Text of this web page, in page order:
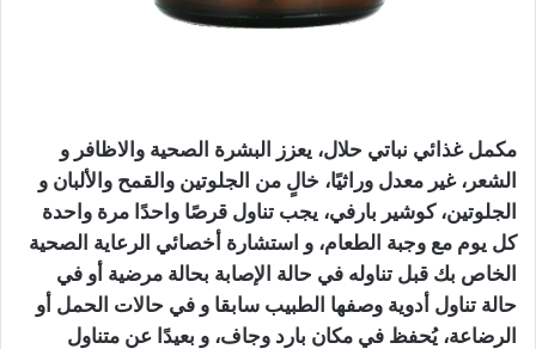
مكمل غذائي نباتي حلال، يعزز البشرة الصحية والاظافر و
الشعر، غير معدل وراثيًا، خالٍ من الجلوتين والقمح والألبان و
الجلوتين، كوشير بارفي، يجب تناول قرصًا واحدًا مرة واحدة
كل يوم مع وجبة الطعام، و استشارة أخصائي الرعاية الصحية
الخاص بك قبل تناوله في حالة الإصابة بحالة مرضية أو في
حالة تناول أدوية وصفها الطبيب سابقا و في حالات الحمل أو
الرضاعة، يُحفظ في مكان بارد وجاف، و بعيدًا عن متناول